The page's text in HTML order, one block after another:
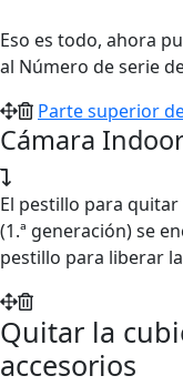
Eso es todo, ahora
al Número de serie
Parte superior
Cámara
El pestillo para
(1.ª generación) se
pestillo para liberar
Quitar la
accesorios